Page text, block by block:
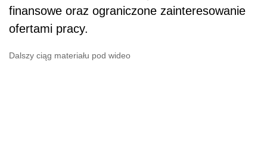
finansowe oraz ograniczone zainteresowanie
ofertami pracy.
Dalszy ciąg materiału pod wideo